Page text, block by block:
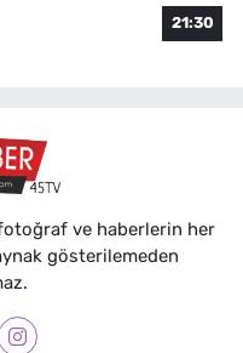
21:30
ve haberlerin her
gösterilemeden